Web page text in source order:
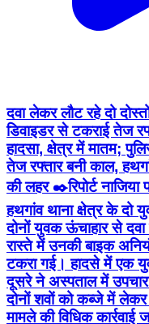
दवा लेकर लौट रहे दो
डिवाइडर से टकराई तेज
हादसा, क्षेत्र में मातम;
तेज रफ्तार बनी काल,
की लहर ✒️रिपोर्ट
हथगांव थाना क्षेत्र के दो
दोनों युवक ऊंचाहार से
रास्ते में उनकी बाइक
टकरा गई। हादसे में एक
दूसरे ने अस्पताल में
दोनों शवों को कब्जे में
मामले की विधिक